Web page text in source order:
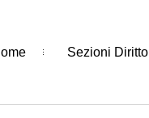
Sezioni Diritto